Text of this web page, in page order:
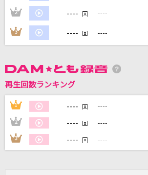
カラオケ最新情報をチェック！
2 ---- 回 ----
3 ---- 回 ----
再生回数ランキング
1 ---- 回 ----
2 ---- 回 ----
3 ---- 回 ----